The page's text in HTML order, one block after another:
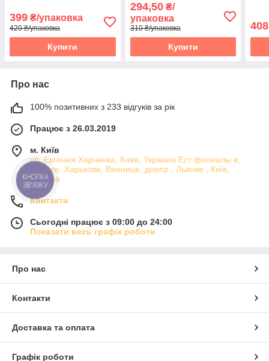
399 ₴/упаковка
420 ₴/упаковка
Купити
294,50₴/
упаковка
310 ₴/упаковка
Купити
Про нас
100% позитивних з 233 відгуків за рік
Працює з 26.03.2019
м. Київ
ул. Евгения Харченка, Киев, Украина Ест филиалы в,
Одессе, Харькове, Виннице, днепр , Львове , Київ,
Україна
Контакти
Сьогодні працює з 09:00 до 24:00
Показати весь графік роботи
Про нас
Контакти
Доставка та оплата
Графік роботи
КНОПКА
ЗВ'ЯЗКУ